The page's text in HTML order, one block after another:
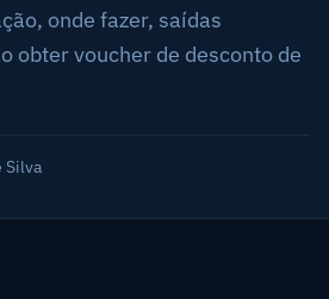
onde fazer, saídas
obter voucher de desconto de
Silva